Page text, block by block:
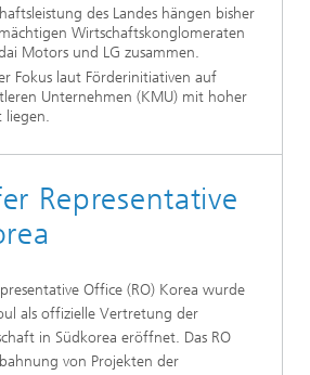
des Landes hängen bisher
Wirtschaftskonglomeraten
Motors und LG zusammen.
Fokus laut Förderinitiativen auf
Unternehmen (KMU) mit hoher
liegen.
Representative
Office (RO) Korea wurde
als offizielle Vertretung der
in Südkorea eröffnet. Das RO
von Projekten der